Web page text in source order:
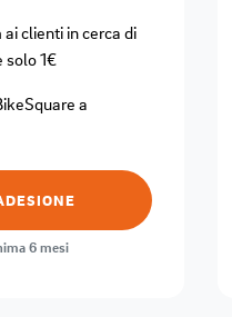
ai clienti in cerca di
solo 1€
a
6 mesi